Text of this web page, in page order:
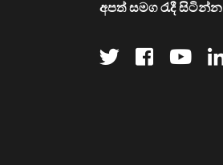
අපත් සමග රැදී සිටින්න